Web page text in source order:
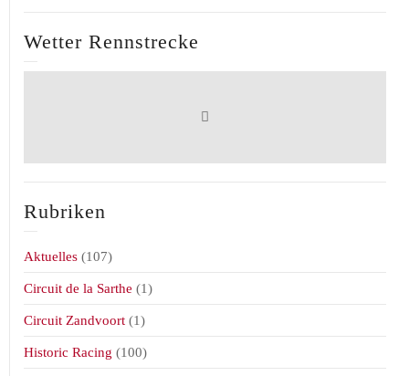
Wetter Rennstrecke
Rubriken
Aktuelles (107)
Circuit de la Sarthe (1)
Circuit Zandvoort (1)
Historic Racing (100)